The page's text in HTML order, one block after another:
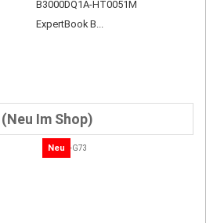
B3000DQ1A-HT0051M
ExpertBook B...
Im Shop)
Neu